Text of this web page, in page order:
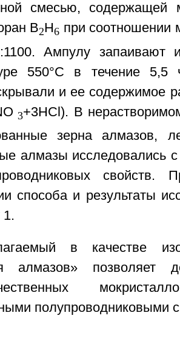
смесью, содержащей
В2Н6 при соотношении
Ампулу запаивают
550°С в течение 5,5
и ее содержимое
3+3НСl). В
зерна алмазов,
алмазы исследовались
свойств.
способа и результаты
1.
в качестве
алмазов» позволяет
полупроводниковыми